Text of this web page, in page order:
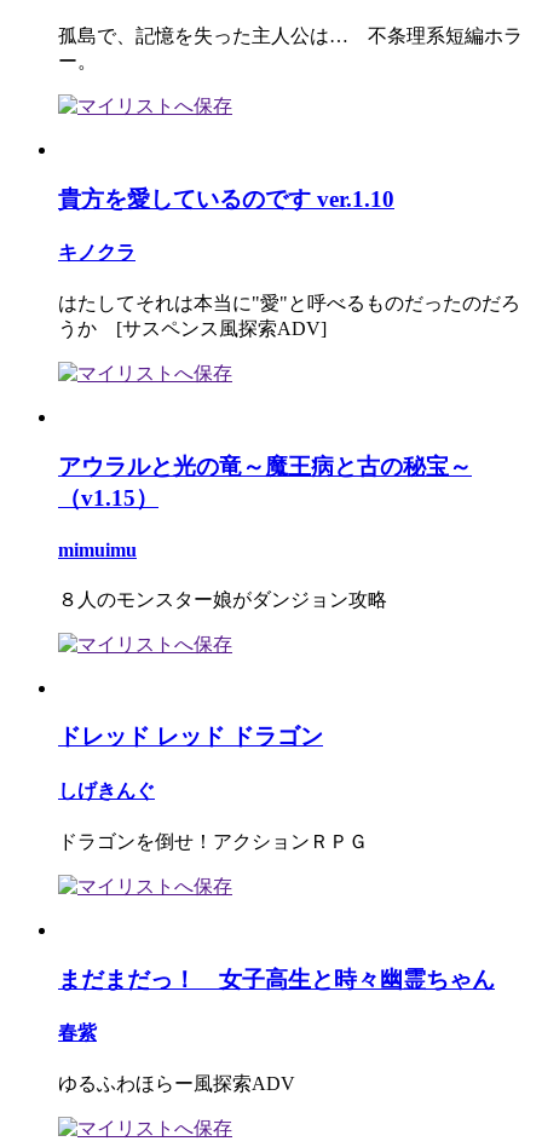
孤島で、記憶を失った主人公は… 不条理系短編ホラ
ー。
貴方を愛しているのです ver.1.10
キノクラ
はたしてそれは本当に"愛"と呼べるものだったのだろ
うか [サスペンス風探索ADV]
アウラルと光の竜～魔王病と古の秘宝～
（v1.15）
mimuimu
８人のモンスター娘がダンジョン攻略
ドレッド レッド ドラゴン
しげきんぐ
ドラゴンを倒せ！アクションＲＰＧ
まだまだっ！ 女子高生と時々幽霊ちゃん
春紫
ゆるふわほらー風探索ADV